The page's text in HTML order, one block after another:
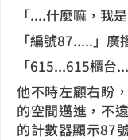
「....什麼嘛，我
「編號87.....」廣
「615...615櫃台
他不時左顧右盼
的空間邁進，不
的計數器顯示87